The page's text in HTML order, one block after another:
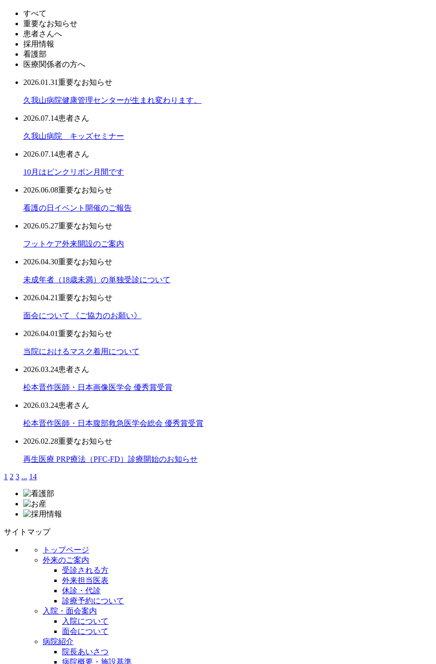
すべて
重要なお知らせ
患者さんへ
採用情報
看護部
医療関係者の方へ
2026.01.31重要なお知らせ
久我山病院健康管理センターが生まれ変わります。
2026.07.14患者さん
久我山病院 キッズセミナー
2026.07.14患者さん
10月はピンクリボン月間です
2026.06.08重要なお知らせ
看護の日イベント開催のご報告
2026.05.27重要なお知らせ
フットケア外来開設のご案内
2026.04.30重要なお知らせ
未成年者（18歳未満）の単独受診について
2026.04.21重要なお知らせ
面会について 《ご協力のお願い》
2026.04.01重要なお知らせ
当院におけるマスク着用について
2026.03.24患者さん
松本晋作医師・日本画像医学会 優秀賞受賞
2026.03.24患者さん
松本晋作医師・日本腹部救急医学会総会 優秀賞受賞
2026.02.28重要なお知らせ
再生医療 PRP療法（PFC-FD）診療開始のお知らせ
1 2 3 ... 14
サイトマップ
トップページ
外来のご案内
受診される方
外来担当医表
休診・代診
診療予約について
入院・面会案内
入院について
面会について
病院紹介
院長あいさつ
病院概要・施設基準